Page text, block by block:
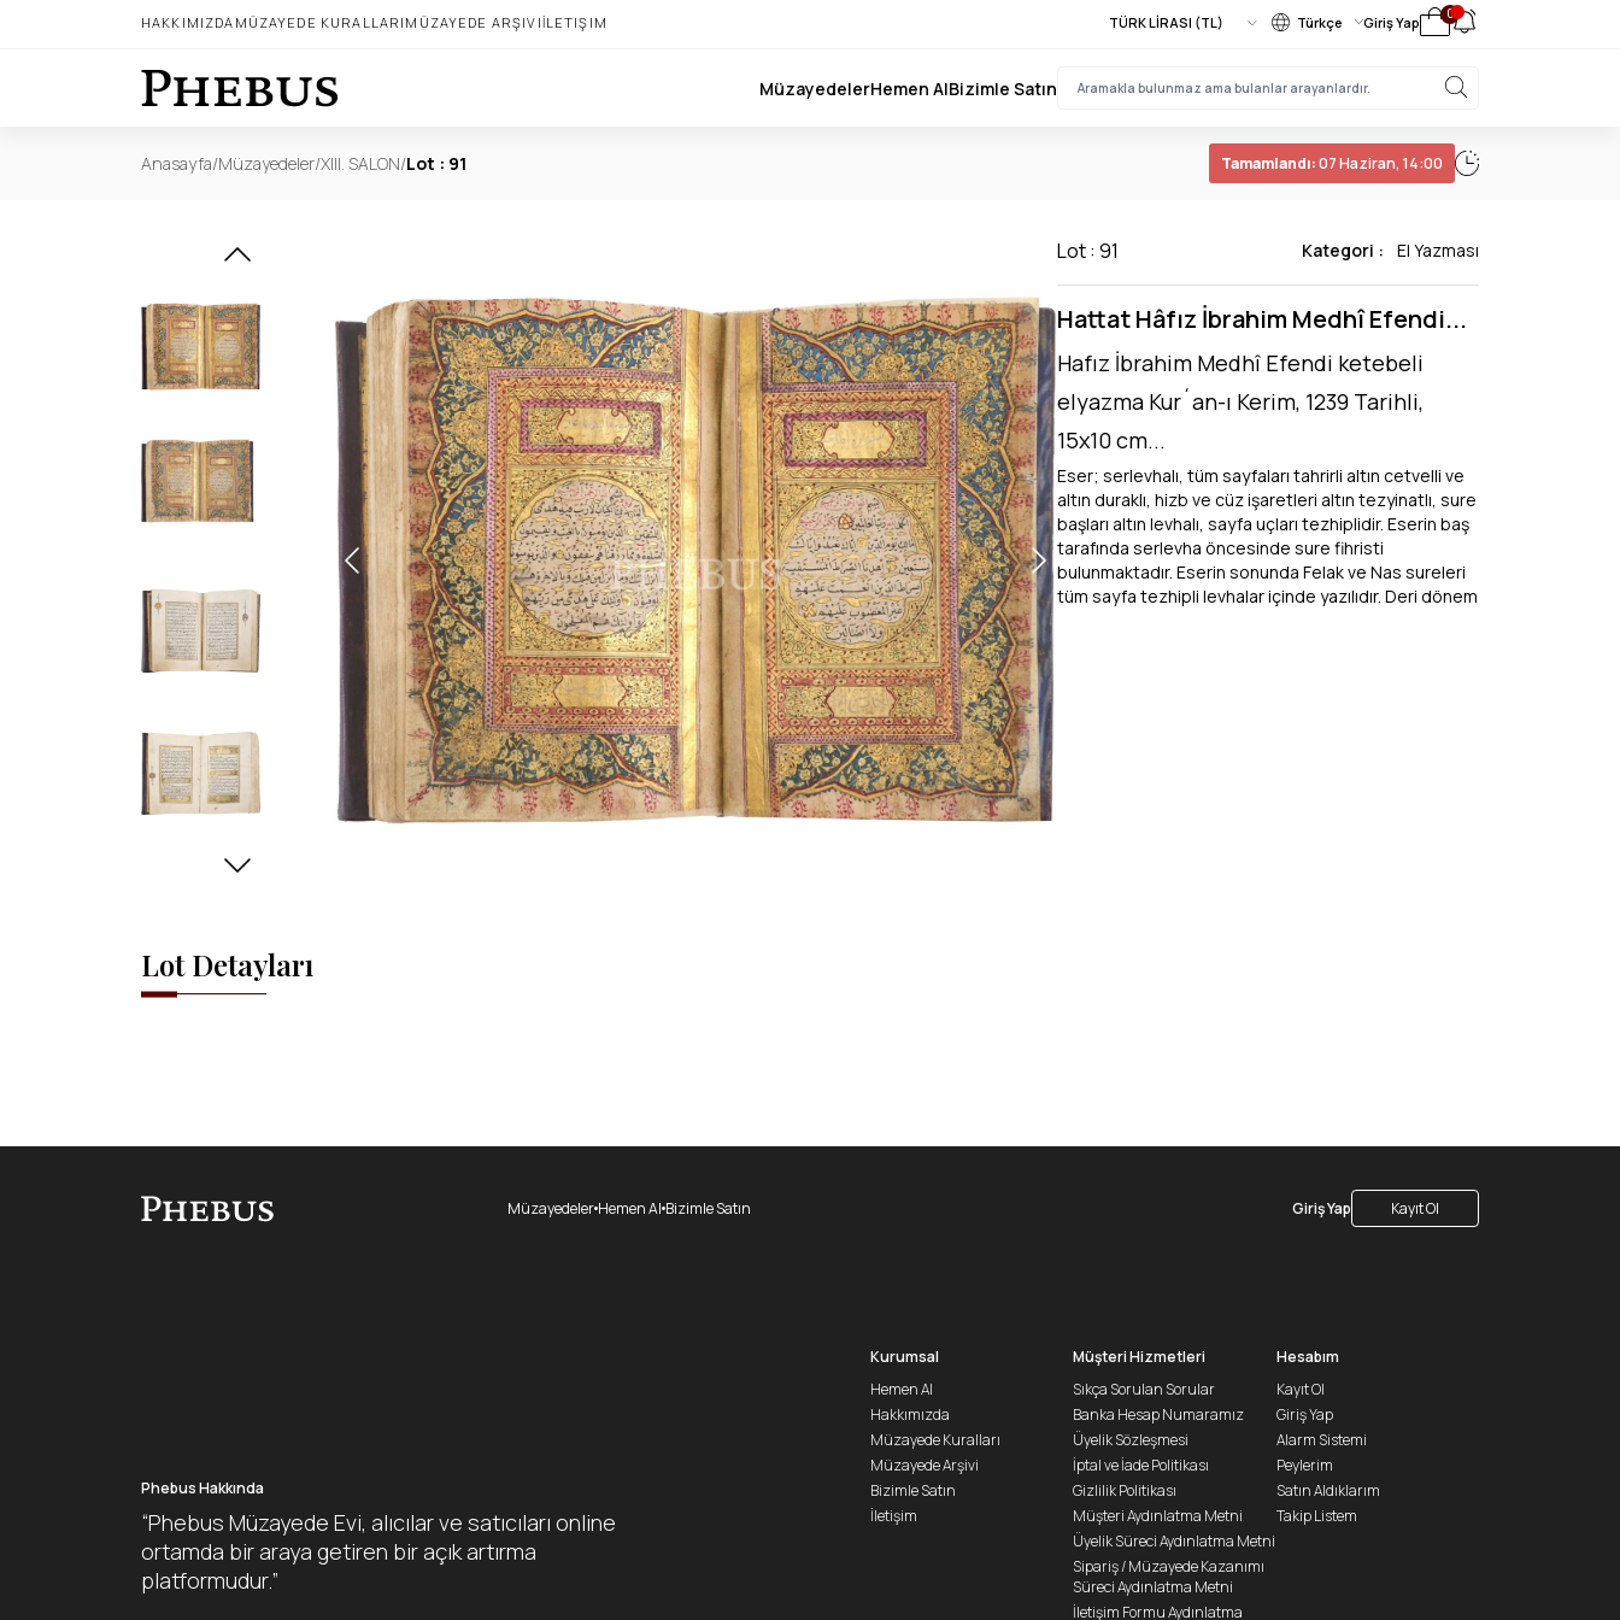
HAKKIMIZDA MÜZAYEDE KURALLARI MÜZAYEDE ARŞIVIİLETIŞIM Türkçe Giriş Yap 0
MüzayedelerHemen AlBizimle Satın
Anasayfa/Müzayedeler/XIII. SALON/Lot : 91 Tamamlandı:07 Haziran, 14:00
Lot Detayları
Lot : 91 Kategori : El Yazması
Hattat Hâfız İbrahim Medhî Efendi...
Hafız İbrahim Medhî Efendi ketebeli
elyazma Kur´an-ı Kerim, 1239 Tarihli,
15x10 cm...
Eser; serlevhalı, tüm sayfaları tahrirli altın cetvelli ve
altın duraklı, hizb ve cüz işaretleri altın tezyinatlı, sure
başları altın levhalı, sayfa uçları tezhiplidir. Eserin baş
tarafında serlevha öncesinde sure fihristi
bulunmaktadır. Eserin sonunda Felak ve Nas sureleri
tüm sayfa tezhipli levhalar içinde yazılıdır. Deri dönem
MüzayedelerHemen Al Bizimle Satın Giriş Yap Kayıt Ol
Phebus Hakkında
“Phebus Müzayede Evi, alıcılar ve satıcıları online
ortamda bir araya getiren bir açık artırma
platformudur.”
Kurumsal
Hemen Al
Hakkımızda
Müzayede Kuralları
Müzayede Arşivi
Bizimle Satın
İletişim
Müşteri Hizmetleri
Sıkça Sorulan Sorular
Banka Hesap Numaramız
Üyelik Sözleşmesi
İptal ve İade Politikası
Gizlilik Politikası
Müşteri Aydınlatma Metni
Üyelik Süreci Aydınlatma Metni
Sipariş / Müzayede Kazanımı
Süreci Aydınlatma Metni
İletişim Formu Aydınlatma
Hesabım
Kayıt Ol
Giriş Yap
Alarm Sistemi
Peylerim
Satın Aldıklarım
Takip Listem